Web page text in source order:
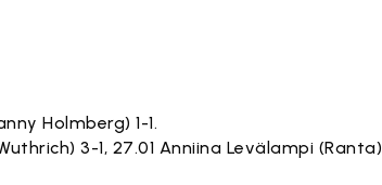
Holmberg) 1-1.
3-1, 27.01 Anniina Levälampi (Ranta)